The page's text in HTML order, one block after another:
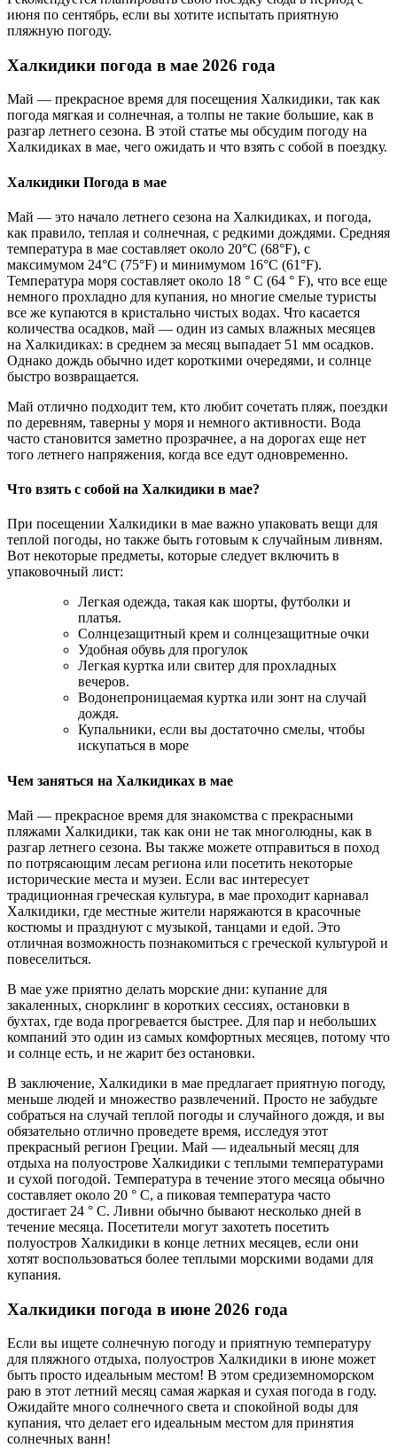
июня по сентябрь, если вы хотите испытать приятную
пляжную погоду.
Халкидики погода в мае 2026 года
Май — прекрасное время для посещения Халкидики, так как
погода мягкая и солнечная, а толпы не такие большие, как в
разгар летнего сезона. В этой статье мы обсудим погоду на
Халкидиках в мае, чего ожидать и что взять с собой в поездку.
Халкидики Погода в мае
Май — это начало летнего сезона на Халкидиках, и погода,
как правило, теплая и солнечная, с редкими дождями. Средняя
температура в мае составляет около 20°C (68°F), с
максимумом 24°C (75°F) и минимумом 16°C (61°F).
Температура моря составляет около 18 ° C (64 ° F), что все еще
немного прохладно для купания, но многие смелые туристы
все же купаются в кристально чистых водах. Что касается
количества осадков, май — один из самых влажных месяцев
на Халкидиках: в среднем за месяц выпадает 51 мм осадков.
Однако дождь обычно идет короткими очередями, и солнце
быстро возвращается.
Май отлично подходит тем, кто любит сочетать пляж, поездки
по деревням, таверны у моря и немного активности. Вода
часто становится заметно прозрачнее, а на дорогах еще нет
того летнего напряжения, когда все едут одновременно.
Что взять с собой на Халкидики в мае?
При посещении Халкидики в мае важно упаковать вещи для
теплой погоды, но также быть готовым к случайным ливням.
Вот некоторые предметы, которые следует включить в
упаковочный лист:
Легкая одежда, такая как шорты, футболки и
платья.
Солнцезащитный крем и солнцезащитные очки
Удобная обувь для прогулок
Легкая куртка или свитер для прохладных
вечеров.
Водонепроницаемая куртка или зонт на случай
дождя.
Купальники, если вы достаточно смелы, чтобы
искупаться в море
Чем заняться на Халкидиках в мае
Май — прекрасное время для знакомства с прекрасными
пляжами Халкидики, так как они не так многолюдны, как в
разгар летнего сезона. Вы также можете отправиться в поход
по потрясающим лесам региона или посетить некоторые
исторические места и музеи. Если вас интересует
традиционная греческая культура, в мае проходит карнавал
Халкидики, где местные жители наряжаются в красочные
костюмы и празднуют с музыкой, танцами и едой. Это
отличная возможность познакомиться с греческой культурой и
повеселиться.
В мае уже приятно делать морские дни: купание для
закаленных, снорклинг в коротких сессиях, остановки в
бухтах, где вода прогревается быстрее. Для пар и небольших
компаний это один из самых комфортных месяцев, потому что
и солнце есть, и не жарит без остановки.
В заключение, Халкидики в мае предлагает приятную погоду,
меньше людей и множество развлечений. Просто не забудьте
собраться на случай теплой погоды и случайного дождя, и вы
обязательно отлично проведете время, исследуя этот
прекрасный регион Греции. Май — идеальный месяц для
отдыха на полуострове Халкидики с теплыми температурами
и сухой погодой. Температура в течение этого месяца обычно
составляет около 20 ° C, а пиковая температура часто
достигает 24 ° C. Ливни обычно бывают несколько дней в
течение месяца. Посетители могут захотеть посетить
полуостров Халкидики в конце летних месяцев, если они
хотят воспользоваться более теплыми морскими водами для
купания.
Халкидики погода в июне 2026 года
Если вы ищете солнечную погоду и приятную температуру
для пляжного отдыха, полуостров Халкидики в июне может
быть просто идеальным местом! В этом средиземноморском
раю в этот летний месяц самая жаркая и сухая погода в году.
Ожидайте много солнечного света и спокойной воды для
купания, что делает его идеальным местом для принятия
солнечных ванн!